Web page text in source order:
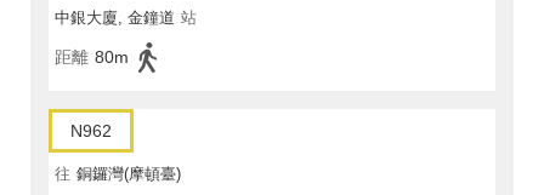
中銀大廈, 金鐘道 站
距離 80m
N962
往 銅鑼灣(摩頓臺)